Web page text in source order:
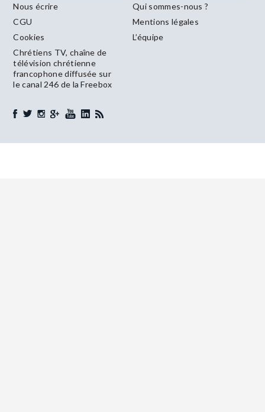
Nous écrire
Qui sommes-nous ?
CGU
Mentions légales
Cookies
L’équipe
Chrétiens TV, chaîne de
télévision chrétienne
francophone diffusée sur
le canal 246 de la Freebox